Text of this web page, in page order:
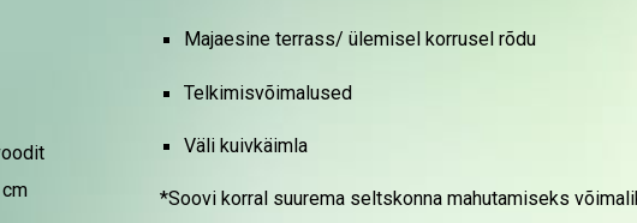
Majaesine terrass/ ülemisel korrusel rõdu
Telkimisvõimalused
Väli kuivkäimla
*Soovi korral suurema seltskonna mahutamiseks